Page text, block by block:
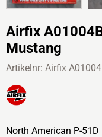
Airfix
Mustang
Artikelnr: Airfix
North American P-